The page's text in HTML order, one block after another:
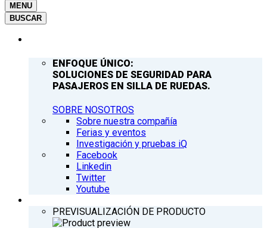
MENU
BUSCAR
ENFOQUE ÚNICO:
SOLUCIONES DE SEGURIDAD PARA
PASAJEROS EN SILLA DE RUEDAS.
SOBRE NOSOTROS
Sobre nuestra compañía
Ferias y eventos
Investigación y pruebas iQ
Facebook
Linkedin
Twitter
Youtube
PREVISUALIZACIÓN DE PRODUCTO